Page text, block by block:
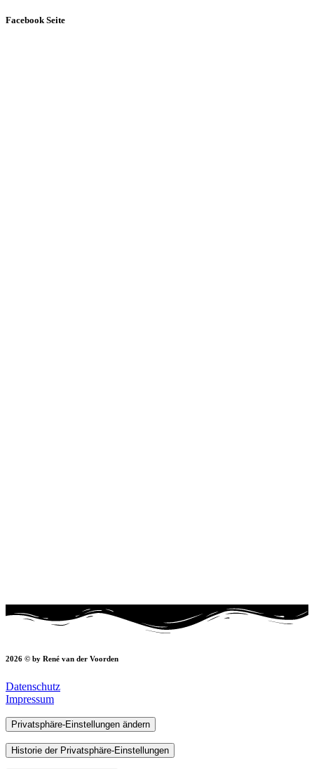
Facebook Seite
2026 © by René van der Voorden
Datenschutz
Impressum
Privatsphäre-Einstellungen ändern
Historie der Privatsphäre-Einstellungen